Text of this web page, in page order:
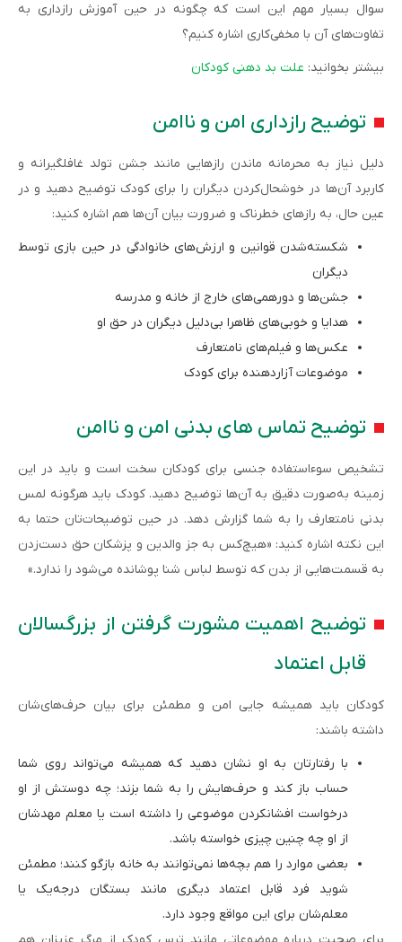
سوال بسیار مهم این است که چگونه در حین‌ آموزش رازداری به
تفاوت‌های آن با مخفی‌کاری اشاره کنیم؟
بیشتر بخوانید: علت بد دهنی کودکان
توضیح رازداری امن و ناامن
دلیل نیاز به محرمانه ماندن رازهایی مانند جشن تولد غافلگیرانه و
کاربرد آن‌ها در خوشحال‌کردن دیگران را برای کودک توضیح دهید و در
عین حال، به رازهای خطرناک و ضرورت بیان آن‌ها هم اشاره کنید:
شکسته‌شدن قوانین و ارزش‌های خانوادگی در حین بازی توسط
دیگران
جشن‌ها و دورهمی‌های خارج از خانه و مدرسه
هدایا و خوبی‌های ظاهرا بی‌دلیل دیگران در حق او
عکس‌ها و فیلم‌های نامتعارف
موضوعات آزاردهنده برای کودک
توضیح تماس های بدنی امن و ناامن
تشخیص سوءاستفاده جنسی برای کودکان سخت است و باید در این
زمینه به‌صورت دقیق به آن‌ها توضیح دهید. کودک باید هرگونه لمس
بدنی نامتعارف را به شما گزارش دهد. در حین توضیحات‌تان حتما به
این نکته اشاره کنید: «هیچ‌کس به جز والدین و پزشکان حق دست‌زدن
به قسمت‌هایی از بدن که توسط لباس شنا پوشانده می‌شود را ندارد.»
توضیح اهمیت مشورت گرفتن از بزرگسالان
قابل اعتماد
کودکان باید همیشه جایی امن و مطمئن برای بیان حرف‌های‌شان
داشته باشند:
با رفتارتان به او نشان‌ دهید که همیشه می‌تواند روی شما
حساب باز کند و حرف‌هایش را به شما بزند؛ چه دوستش از او
درخواست افشانکردن موضوعی را داشته است یا معلم مهدشان
از او چه چنین چیزی خواسته باشد.
بعضی موارد را هم بچه‌ها نمی‌توانند به خانه بازگو کنند؛ مطمئن
شوید فرد قابل اعتماد دیگری مانند بستگان درجه‌یک یا
معلم‌شان برای این مواقع وجود دارد.